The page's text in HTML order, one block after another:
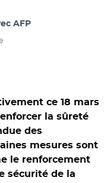
AFP
ce 18 mars
la sûreté
des
mesures sont
le renforcement
sécurité de la